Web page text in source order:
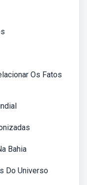
Os Fatos
Bahia
Do Universo